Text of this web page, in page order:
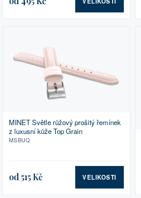
MINET Světle růžový prošitý řemínek
z luxusní kůže Top Grain
MSBUQ
od 515 Kč VELIKOSTI